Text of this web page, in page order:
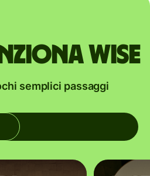
Wise
semplici passaggi